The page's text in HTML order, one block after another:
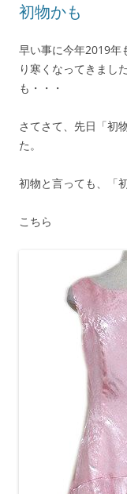
初物かも
早い事に今年2019年
り寒くなってきまし
も・・・
さてさて、先日「初
た。
初物と言っても、「
こちら